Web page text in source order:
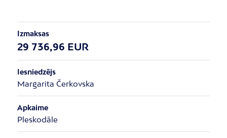
Izmaksas
29 736,96 EUR
Iesniedzējs
Margarita Čerkovska
Apkaime
Pleskodāle